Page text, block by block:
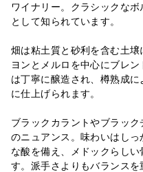
ワイナリー。クラシックな
として知られています。
畑は粘土質と砂利を含む土
ヨンとメルロを中心にブレ
は丁寧に醸造され、樽熟成
に仕上げられます。
ブラックカラントやブラッ
のニュアンス。味わいはし
な酸を備え、メドックらし
す。派手さよりもバランス